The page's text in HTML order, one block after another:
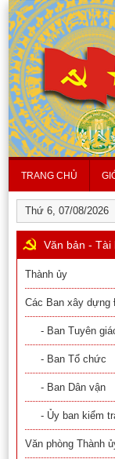
TRANG CHỦ
Thứ 6, 07/08/2026
Văn bản - Tài
Thành ủy
Các Ban xây dựng
- Ban Tuyên
- Ban Tổ chức
- Ban Dân vận
- Ủy ban kiểm
Văn phòng Thành